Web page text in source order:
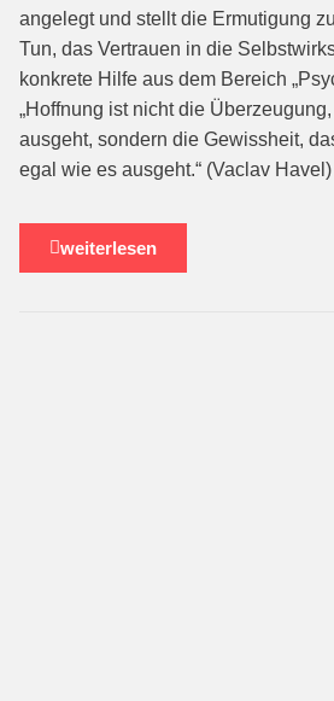
angelegt und stellt die Ermutigung
Tun, das Vertrauen in die
konkrete Hilfe aus dem Bereich
„Hoffnung ist nicht die
ausgeht, sondern die Gewissheit,
egal wie es ausgeht.“ (Vaclav
weiterlesen